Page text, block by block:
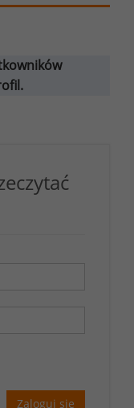
Zaloguj się